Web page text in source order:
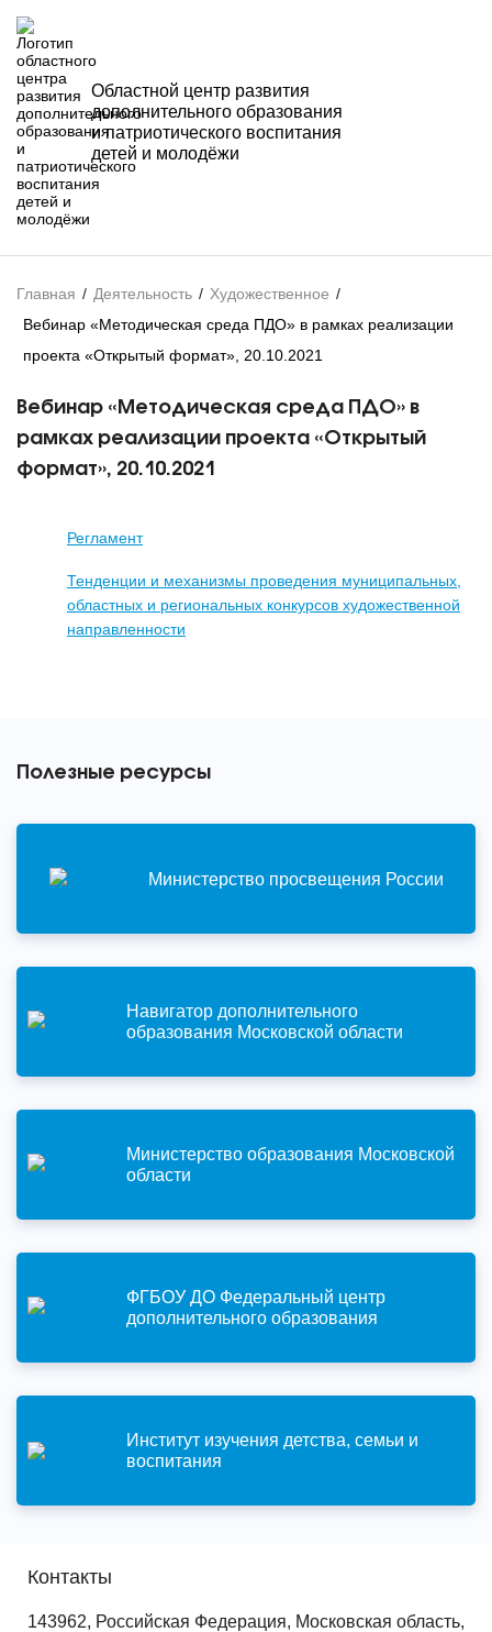
Областной центр развития
дополнительного образования
и патриотического воспитания
детей и молодёжи
Главная / Деятельность / Художественное /
Вебинар «Методическая среда ПДО» в рамках реализации
проекта «Открытый формат», 20.10.2021
Вебинар «Методическая среда ПДО» в
рамках реализации проекта «Открытый
формат», 20.10.2021
Регламент
Тенденции и механизмы проведения муниципальных,
областных и региональных конкурсов художественной
направленности
Полезные ресурсы
Министерство просвещения России
Навигатор дополнительного
образования Московской области
Министерство образования Московской
области
ФГБОУ ДО Федеральный центр
дополнительного образования
Институт изучения детства, семьи и
воспитания
Контакты
143962, Российская Федерация, Московская область,